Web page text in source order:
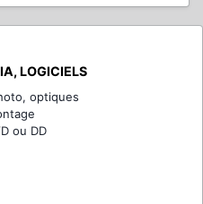
LOGICIELS
optiques
ou DD